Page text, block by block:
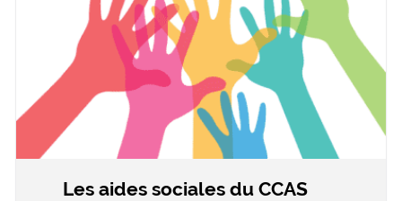
Les aides sociales du CCAS